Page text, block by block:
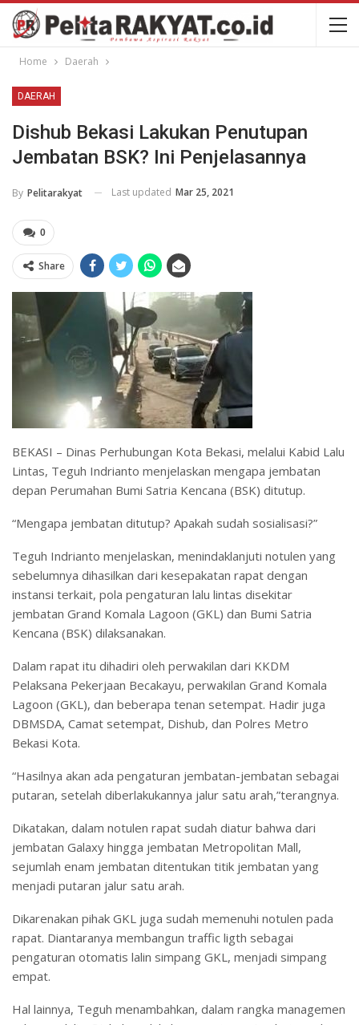
Home Daerah
DAERAH
Dishub Bekasi Lakukan Penutupan
Jembatan BSK? Ini Penjelasannya
By Pelitarakyat Last updated Mar 25, 2021
0
Share
BEKASI – Dinas Perhubungan Kota Bekasi, melalui Kabid Lalu
Lintas, Teguh Indrianto menjelaskan mengapa jembatan
depan Perumahan Bumi Satria Kencana (BSK) ditutup.
“Mengapa jembatan ditutup? Apakah sudah sosialisasi?”
Teguh Indrianto menjelaskan, menindaklanjuti notulen yang
sebelumnya dihasilkan dari kesepakatan rapat dengan
instansi terkait, pola pengaturan lalu lintas disekitar
jembatan Grand Komala Lagoon (GKL) dan Bumi Satria
Kencana (BSK) dilaksanakan.
Dalam rapat itu dihadiri oleh perwakilan dari KKDM
Pelaksana Pekerjaan Becakayu, perwakilan Grand Komala
Lagoon (GKL), dan beberapa tenan setempat. Hadir juga
DBMSDA, Camat setempat, Dishub, dan Polres Metro
Bekasi Kota.
“Hasilnya akan ada pengaturan jembatan-jembatan sebagai
putaran, setelah diberlakukannya jalur satu arah,”terangnya.
Dikatakan, dalam notulen rapat sudah diatur bahwa dari
jembatan Galaxy hingga jembatan Metropolitan Mall,
sejumlah enam jembatan ditentukan titik jembatan yang
menjadi putaran jalur satu arah.
Dikarenakan pihak GKL juga sudah memenuhi notulen pada
rapat. Diantaranya membangun traffic ligth sebagai
pengaturan otomatis lalin simpang GKL, menjadi simpang
empat.
Hal lainnya, Teguh menambahkan, dalam rangka managemen